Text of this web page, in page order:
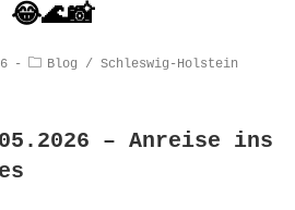
Blog / Schleswig-Holstein
– Anreise ins